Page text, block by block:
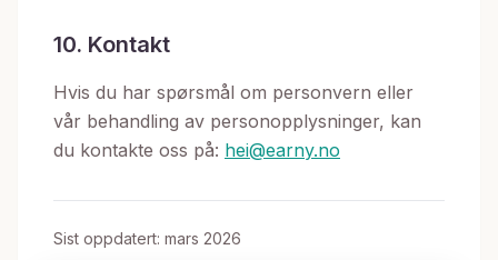
10. Kontakt
Hvis du har spørsmål om personvern eller
vår behandling av personopplysninger, kan
du kontakte oss på: hei@earny.no
Sist oppdatert: mars 2026